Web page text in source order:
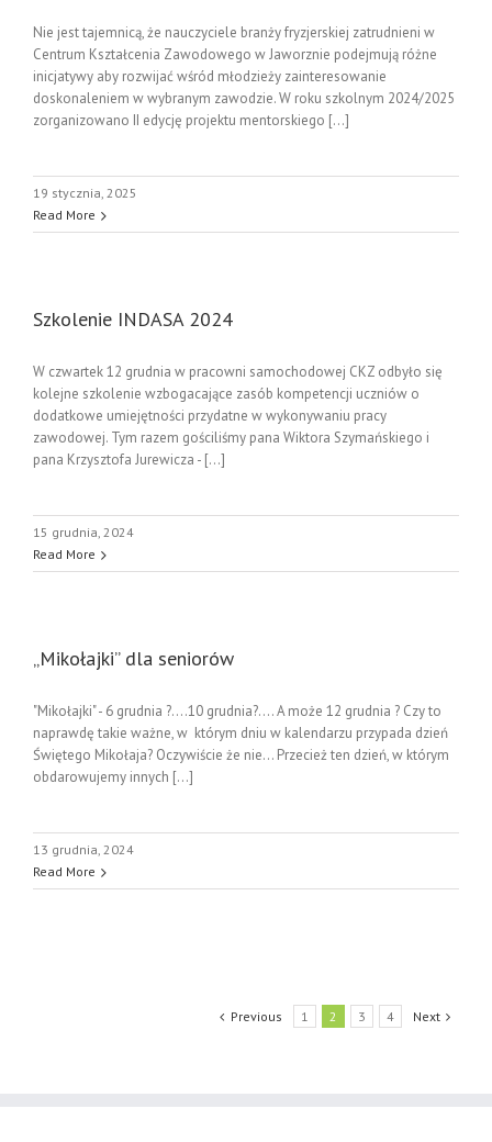
Nie jest tajemnicą, że nauczyciele branży fryzjerskiej zatrudnieni w
Centrum Kształcenia Zawodowego w Jaworznie podejmują różne
inicjatywy aby rozwijać wśród młodzieży zainteresowanie
doskonaleniem w wybranym zawodzie. W roku szkolnym 2024/2025
zorganizowano II edycję projektu mentorskiego [...]
19 stycznia, 2025
Read More
Szkolenie INDASA 2024
W czwartek 12 grudnia w pracowni samochodowej CKZ odbyło się
kolejne szkolenie wzbogacające zasób kompetencji uczniów o
dodatkowe umiejętności przydatne w wykonywaniu pracy
zawodowej. Tym razem gościliśmy pana Wiktora Szymańskiego i
pana Krzysztofa Jurewicza - [...]
15 grudnia, 2024
Read More
„Mikołajki” dla seniorów
"Mikołajki" - 6 grudnia ?….10 grudnia?…. A może 12 grudnia ? Czy to
naprawdę takie ważne, w którym dniu w kalendarzu przypada dzień
Świętego Mikołaja? Oczywiście że nie… Przecież ten dzień, w którym
obdarowujemy innych [...]
13 grudnia, 2024
Read More
Previous 1 2 3 4 Next